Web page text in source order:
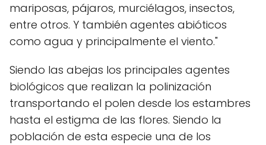
mariposas, pájaros, murciélagos, insectos,
entre otros. Y también agentes abióticos
como agua y principalmente el viento."
Siendo las abejas los principales agentes
biológicos que realizan la polinización
transportando el polen desde los estambres
hasta el estigma de las flores. Siendo la
población de esta especie una de los